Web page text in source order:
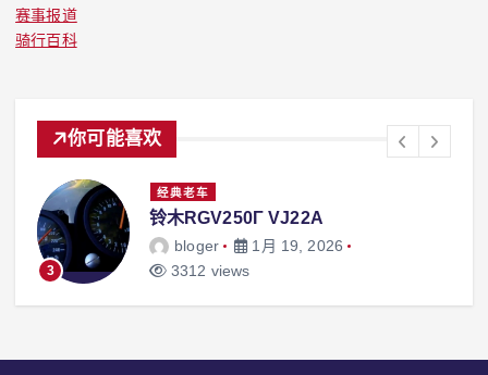
赛事报道
骑行百科
你可能喜欢
3
经典老车
铃木RGV250Γ VJ22A
bloger
1月 19, 2026
3312 views